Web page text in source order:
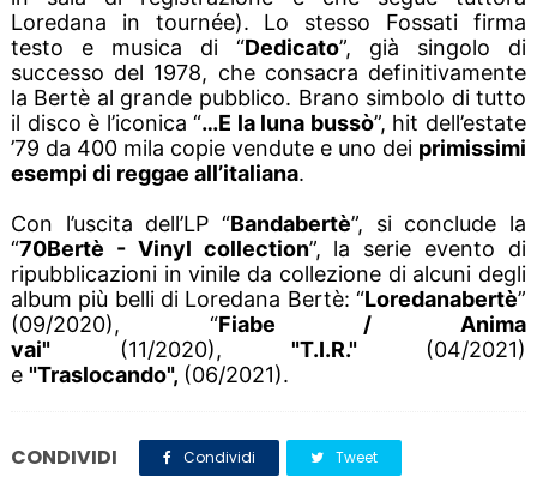
Loredana in tournée). Lo stesso Fossati firma
testo e musica di “Dedicato”, già singolo di
successo del 1978, che consacra definitivamente
la Bertè al grande pubblico. Brano simbolo di tutto
il disco è l’iconica “…E la luna bussò”, hit dell’estate
’79 da 400 mila copie vendute e uno dei primissimi
esempi di reggae all’italiana.
Con l’uscita dell’LP “Bandabertè”, si conclude la
“70Bertè - Vinyl collection”, la serie evento di
ripubblicazioni in vinile da collezione di alcuni degli
album più belli di Loredana Bertè: “Loredanabertè”
(09/2020), “Fiabe / Anima
vai"(11/2020),"T.I.R." (04/2021)
e "Traslocando", (06/2021).
CONDIVIDI Condividi Tweet